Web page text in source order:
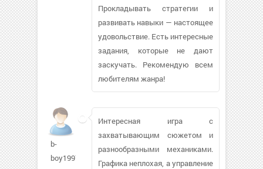
Прокладывать стратегии и
развивать навыки — настоящее
удовольствие. Есть интересные
задания, которые не дают
заскучать. Рекомендую всем
любителям жанра!
b-
boy1997
Интересная игра с
захватывающим сюжетом и
разнообразными механиками.
Графика неплохая, а управление